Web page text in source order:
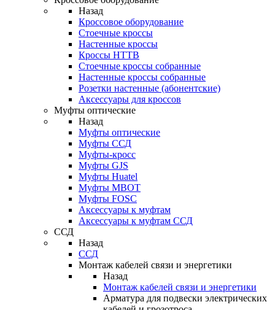
Назад
Кроссовое оборудование
Стоечные кроссы
Настенные кроссы
Кроссы HTTB
Стоечные кроссы собранные
Настенные кроссы собранные
Розетки настенные (абонентские)
Аксессуары для кроссов
Муфты оптические
Назад
Муфты оптические
Муфты ССД
Муфты-кросс
Муфты GJS
Муфты Huatel
Муфты МВОТ
Муфты FOSC
Аксессуары к муфтам
Аксессуары к муфтам ССД
ССД
Назад
ССД
Монтаж кабелей связи и энергетики
Назад
Монтаж кабелей связи и энергетики
Арматура для подвески электрических